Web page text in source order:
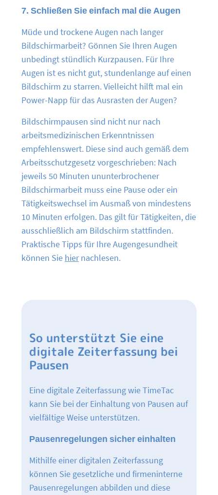
7. Schließen Sie einfach mal die Augen
Müde und trockene Augen nach langer
Bildschirmarbeit? Gönnen Sie Ihren Augen
unbedingt stündlich Kurzpausen. Für Ihre
Augen ist es nicht gut, stundenlange auf einen
Bildschirm zu starren. Vielleicht hilft mal ein
Power-Napp für das Ausrasten der Augen?
Bildschirmpausen sind nicht nur nach
arbeitsmedizinischen Erkenntnissen
empfehlenswert. Diese sind auch gemäß dem
Arbeitsschutzgesetz vorgeschrieben: Nach
jeweils 50 Minuten ununterbrochener
Bildschirmarbeit muss eine Pause oder ein
Tätigkeitswechsel im Ausmaß von mindestens
10 Minuten erfolgen. Das gilt für Tätigkeiten, die
ausschließlich am Bildschirm stattfinden.
Praktische Tipps für Ihre Augengesundheit
können Sie hiernachlesen.
So unterstützt Sie eine
digitale Zeiterfassung bei
Pausen
Eine digitale Zeiterfassung wie TimeTac
kann Sie bei der Einhaltung von Pausen auf
vielfältige Weise unterstützen.
Pausenregelungen sicher einhalten
Mithilfe einer digitalen Zeiterfassung
können Sie gesetzliche und firmeninterne
Pausenregelungen abbilden und diese